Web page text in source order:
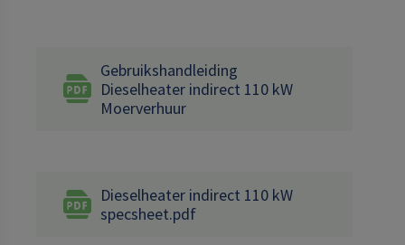
Gebruikshandleiding
Dieselheater indirect 110 kW
Moerverhuur
Dieselheater indirect 110 kW
specsheet.pdf